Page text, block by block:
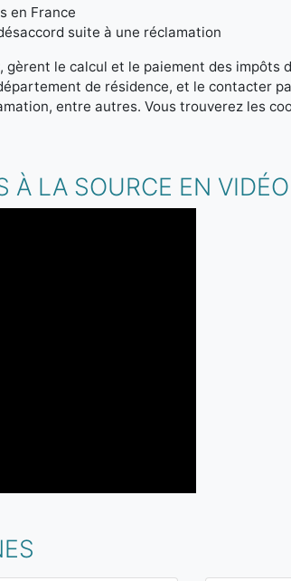
en France
suite à une réclamation
gèrent le calcul et le paiement des
de résidence, et le contacter
entre autres. Vous trouverez les
À LA SOURCE EN VIDÉO